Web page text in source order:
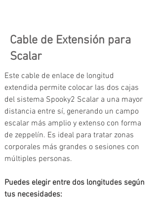
Cable de Extensión para
Scalar
Este cable de enlace de longitud
extendida permite colocar las dos cajas
del sistema Spooky2 Scalar a una mayor
distancia entre sí, generando un campo
escalar más amplio y extenso con forma
de zeppelín. Es ideal para tratar zonas
corporales más grandes o sesiones con
múltiples personas.
Puedes elegir entre dos longitudes según
tus necesidades: